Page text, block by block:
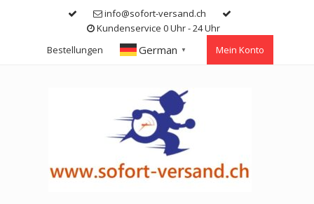
info@sofort-versand.ch
Kundenservice 0 Uhr - 24 Uhr
Bestellungen
German ▼ Mein Konto